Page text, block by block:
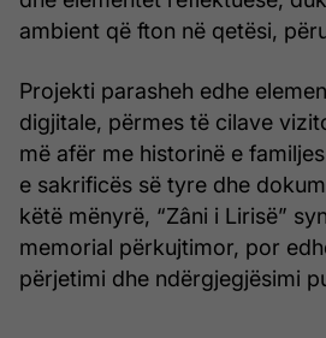
ambient që fton në qetësi,
Projekti parasheh edhe
digjitale, përmes të cilave
më afër me historinë e
e sakrificës së tyre dhe
këtë mënyrë, “Zâni i Lirisë”
memorial përkujtimor, por
përjetimi dhe ndërgjegjësimi